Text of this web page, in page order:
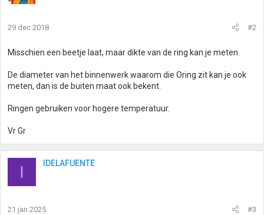
29 dec 2018 #2
Misschien een beetje laat, maar dikte van de ring kan je meten.
De diameter van het binnenwerk waarom die Oring zit kan je ook
meten, dan is de buiten maat ook bekent.
Ringen gebruiken voor hogere temperatuur.
Vr Gr
I IDELAFUENTE
21 jan 2025 #3